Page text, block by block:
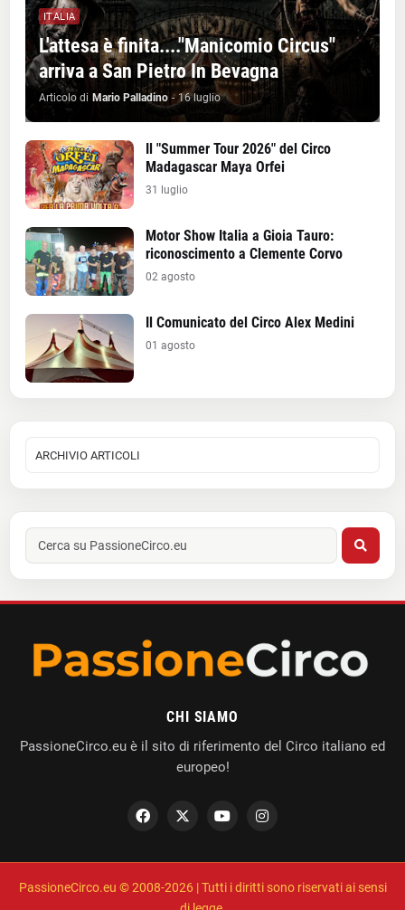
ITALIA
L'attesa è finita...."Manicomio Circus"
arriva a San Pietro In Bevagna
Articolo di Mario Palladino - 16 luglio
Il "Summer Tour 2026" del Circo
Madagascar Maya Orfei
31 luglio
Motor Show Italia a Gioia Tauro:
riconoscimento a Clemente Corvo
02 agosto
Il Comunicato del Circo Alex Medini
01 agosto
CHI SIAMO
PassioneCirco.eu è il sito di riferimento del Circo italiano ed
europeo!
PassioneCirco.eu © 2008-2026 | Tutti i diritti sono riservati ai sensi